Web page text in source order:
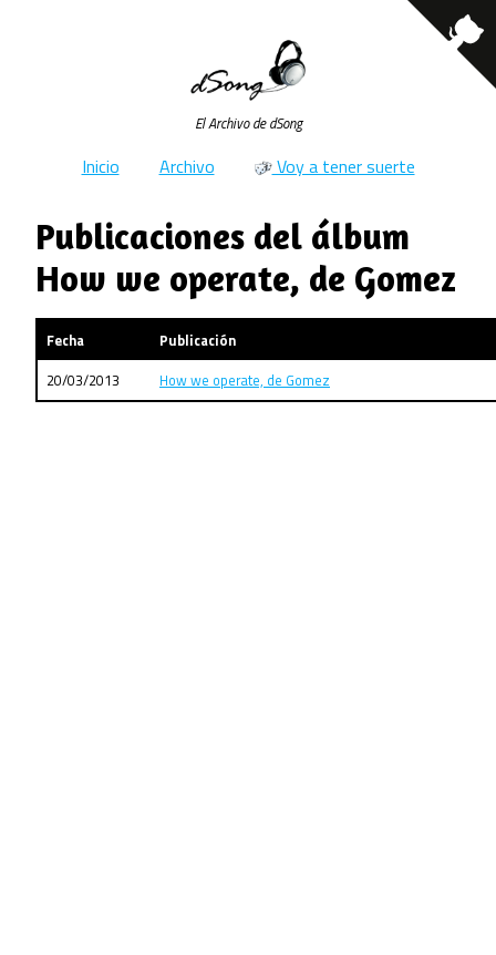
El Archivo de dSong
Inicio Archivo Voy a tener suerte
Publicaciones del álbum
How we operate, de Gomez
Fecha
Publicación
20/03/2013
How we operate, de Gomez